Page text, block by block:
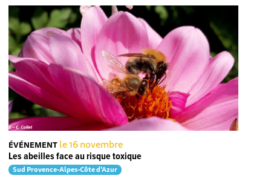
ÉVÉNEMENT le 16 novembre
Les abeilles face au risque toxique
Sud Provence-Alpes-Côte d'Azur